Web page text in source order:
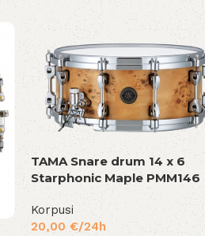
TAMA Snare drum 14 x 6
Starphonic Maple PMM146
Korpusi
20,00 €/24h